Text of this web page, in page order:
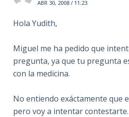
ABR 30, 2008 / 11:23
Hola Yudith,
Miguel me ha pedido que
pregunta, ya que tu pregunta
con la medicina.
No entiendo exáctamente que
pero voy a intentar contestarte.